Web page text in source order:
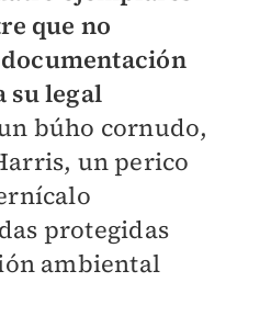
que no
su legal
búho cornudo,
un perico
protegidas
ambiental